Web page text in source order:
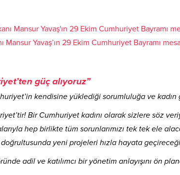
Yavaş’ın 29 Ekim Cumhuriyet Bayramı
güç alıyoruz”
kendisine yüklediği sorumluluğa ve
Bir Cumhuriyet kadını olarak sizlere söz
hep birlikte tüm sorunlarımızı tek tek ele
yeni projeleri hızla hayata
adil ve katılımcı bir yönetim anlayışını ön